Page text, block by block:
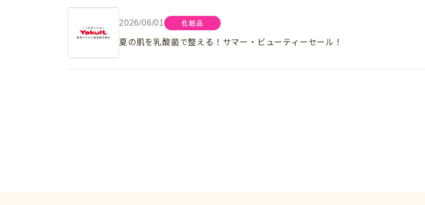
2026/06/01 化粧品
夏の肌を乳酸菌で整える！サマー・ビューティーセール！